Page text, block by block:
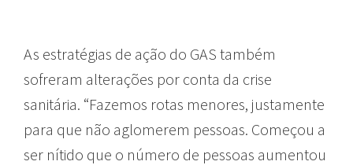
As estratégias de ação do GAS também
sofreram alterações por conta da crise
sanitária. “Fazemos rotas menores, justamente
para que não aglomerem pessoas. Começou a
ser nítido que o número de pessoas aumentou